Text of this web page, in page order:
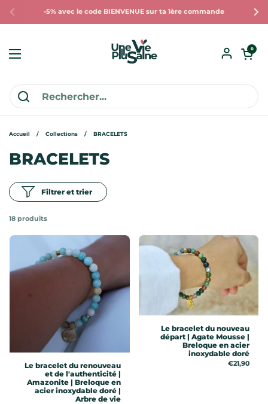
Précédent-5% avec le code BIENVENUE sur ta 1ère commande
Ouvrir le menu
Ouvrir le
0
Accueil / Collections / BRACELETS
BRACELETS
18 produits
Filtrer et trier
Le bracelet du renouveau
et de l'authenticité |
Amazonite | Breloque en
acier inoxydable doré |
Arbre de vie
Le bracelet du nouveau
départ | Agate Mousse |
Breloque en acier
inoxydable doré
Prix:
€21,90